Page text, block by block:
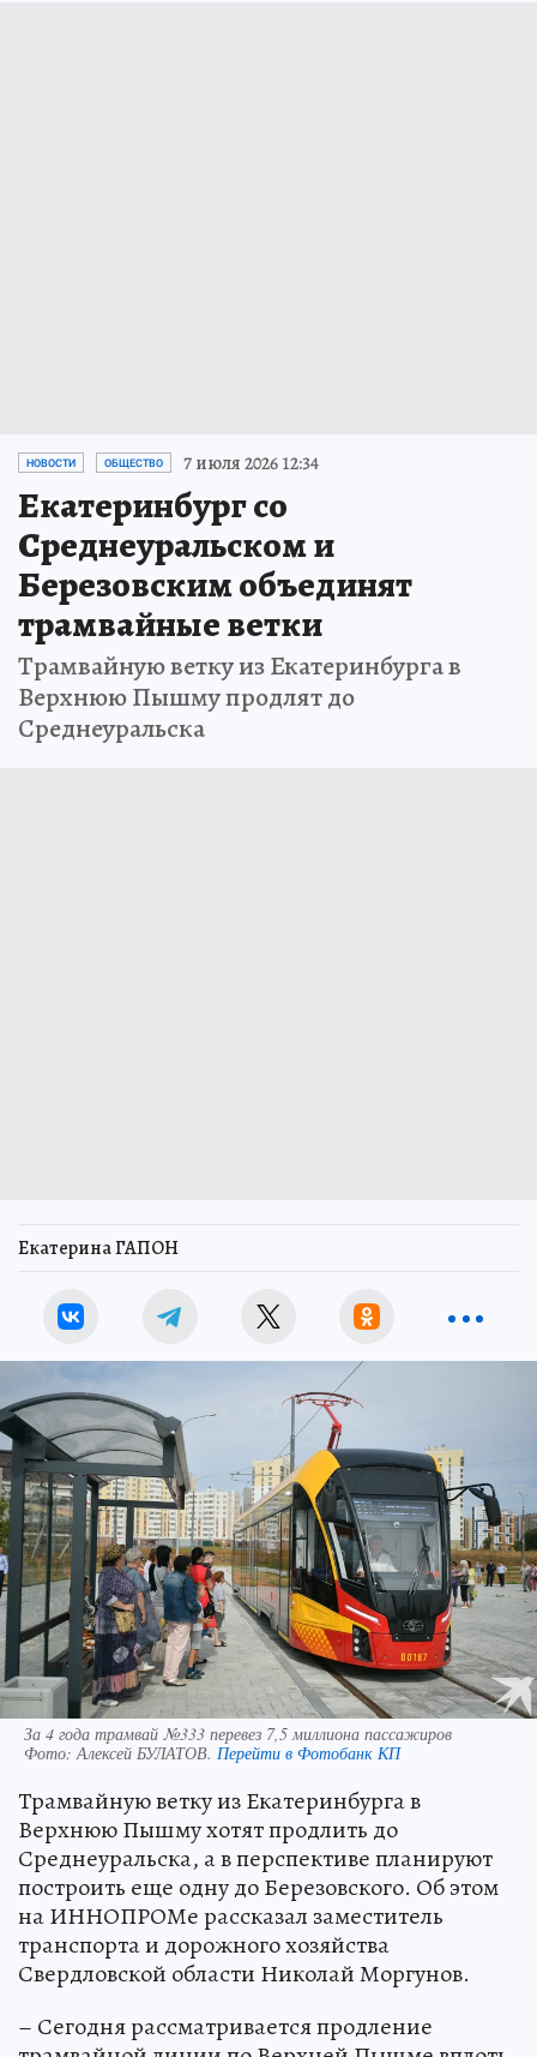
НОВОСТИ ОБЩЕСТВО 7 июля 2026 12:34
Екатеринбург со
Среднеуральском и
Березовским объединят
трамвайные ветки
Трамвайную ветку из Екатеринбурга в
Верхнюю Пышму продлят до
Среднеуральска
Екатерина ГАПОН
За 4 года трамвай №333 перевез 7,5 миллиона пассажиров
Фото:Алексей БУЛАТОВ. Перейти в Фотобанк КП
Трамвайную ветку из Екатеринбурга в
Верхнюю Пышму хотят продлить до
Среднеуральска, а в перспективе планируют
построить еще одну до Березовского. Об этом
на ИННОПРОМе рассказал заместитель
транспорта и дорожного хозяйства
Свердловской области Николай Моргунов.
– Сегодня рассматривается продление